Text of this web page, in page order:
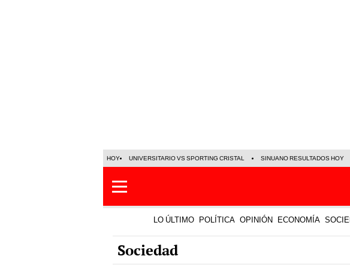
HOY UNIVERSITARIO VS SPORTING CRISTAL SINUANO RESULTADOS HOY
LO ÚLTIMO POLÍTICA OPINIÓN ECONOMÍA
Sociedad